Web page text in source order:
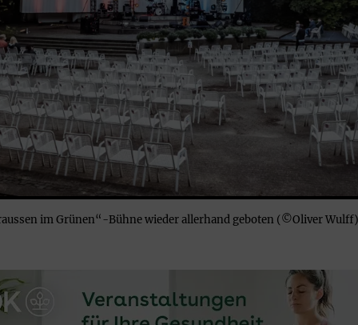
im Grünen“-Bühne wieder allerhand geboten (©Oliver